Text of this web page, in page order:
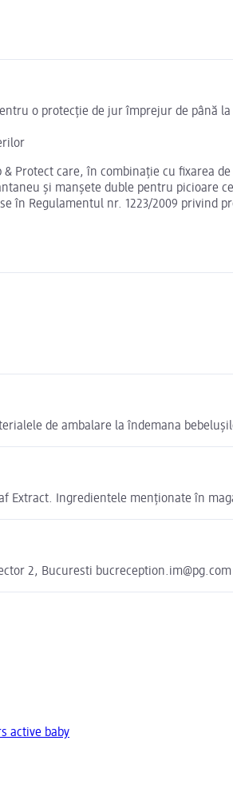
o protecție de jur împrejur de până la
Protect care, în combinație cu fixarea
și manșete duble pentru
Regulamentul nr. 1223/2009 privind
de ambalare la îndemana
Extract. Ingredientele menționate în
2, Bucuresti bucreception.im@pg.com
active baby